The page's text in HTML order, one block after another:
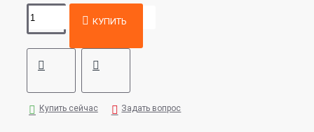
КУПИТЬ
Купить сейчас Задать вопрос